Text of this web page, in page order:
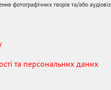
фотографічних творів та/або
та персональних даних